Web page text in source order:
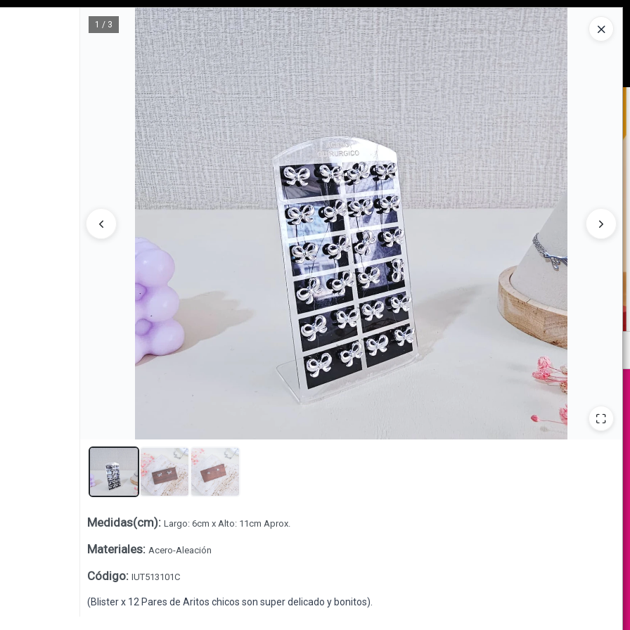
1 / 3
Medidas(cm): Largo: 6cm x Alto: 11cm Aprox.
Materiales: Acero-Aleación
Código: IUT513101C
(Blister x 12 Pares de Aritos chicos son super delicado y bonitos).
Tienda solo paraMAYORISTAS
Ingresar a la Tienda
CÓMO COMPRAR QUIÉNES SOMOS CONTACTO
Lista vacía